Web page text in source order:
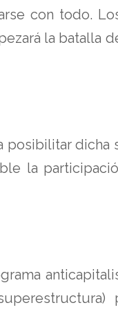
con todo.
la batalla
posibilitar dicha
la